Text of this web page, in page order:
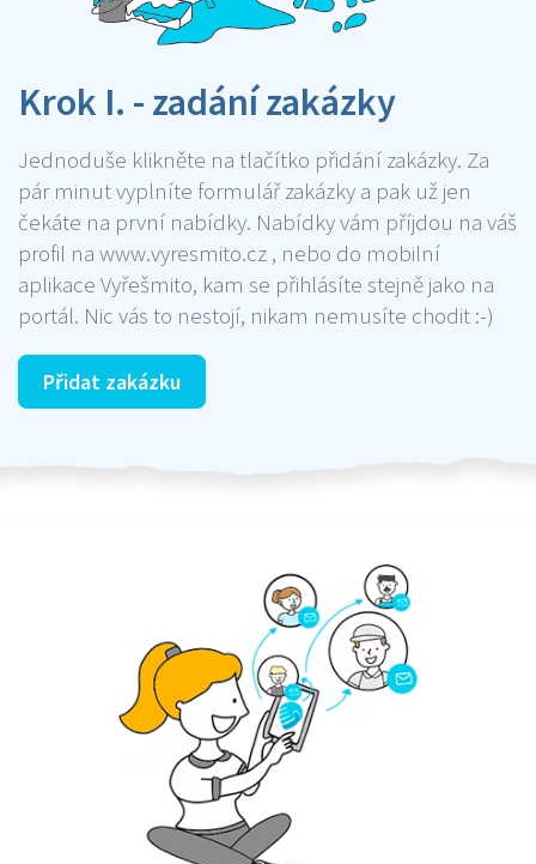
Krok I. - zadání zakázky
Jednoduše klikněte na tlačítko přidání zakázky. Za
pár minut vyplníte formulář zakázky a pak už jen
čekáte na první nabídky. Nabídky vám příjdou na váš
profil na www.vyresmito.cz , nebo do mobilní
aplikace Vyřešmito, kam se přihlásíte stejně jako na
portál. Nic vás to nestojí, nikam nemusíte chodit :-)
Přidat zakázku